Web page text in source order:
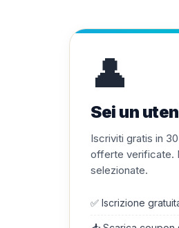
👤
Sei un
Iscriviti gratis in
offerte verificate.
selezionate.
✅ Iscrizione